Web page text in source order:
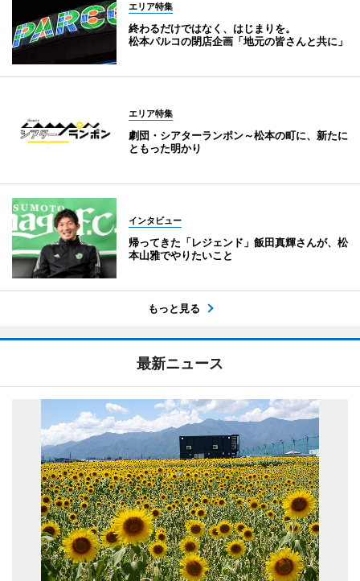
エリア特集
終わるだけではなく、はじまりを。
松本パルコの閉店企画「地元の皆さんと共に」
エリア特集
劇団・シアターランポン～松本の町に、新たに
ともった明かり
インタビュー
帰ってきた「レジェンド」飯田真輝さんが、松
本山雅でやりたいこと
もっと見る
最新ニュース